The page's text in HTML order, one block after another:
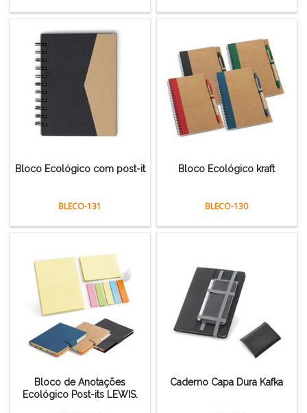
Bloco Ecológico com post-it
BLECO-131
Bloco Ecológico kraft
BLECO-130
Bloco de Anotações
Ecológico Post-its LEWIS.
Caderno Capa Dura Kafka